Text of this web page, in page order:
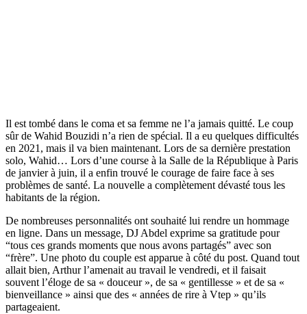
Il est tombé dans le coma et sa femme ne l’a jamais quitté. Le coup
sûr de Wahid Bouzidi n’a rien de spécial. Il a eu quelques difficultés
en 2021, mais il va bien maintenant. Lors de sa dernière prestation
solo, Wahid… Lors d’une course à la Salle de la République à Paris
de janvier à juin, il a enfin trouvé le courage de faire face à ses
problèmes de santé. La nouvelle a complètement dévasté tous les
habitants de la région.
De nombreuses personnalités ont souhaité lui rendre un hommage
en ligne. Dans un message, DJ Abdel exprime sa gratitude pour
“tous ces grands moments que nous avons partagés” avec son
“frère”. Une photo du couple est apparue à côté du post. Quand tout
allait bien, Arthur l’amenait au travail le vendredi, et il faisait
souvent l’éloge de sa « douceur », de sa « gentillesse » et de sa «
bienveillance » ainsi que des « années de rire à Vtep » qu’ils
partageaient.